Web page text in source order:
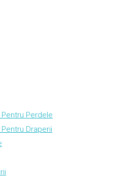
Perdele
Draperii